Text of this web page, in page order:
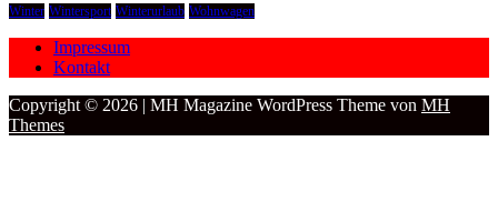
Winter Wintersport Winterurlaub Wohnwagen
Impressum
Kontakt
Copyright © 2026 | MH Magazine WordPress Theme von MH
Themes